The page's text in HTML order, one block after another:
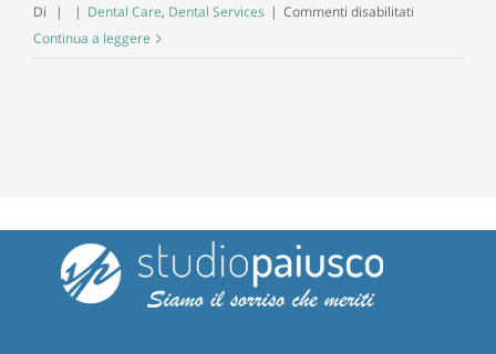
Di | | Dental Care, Dental Services | Commenti disabilitati
Continua a leggere